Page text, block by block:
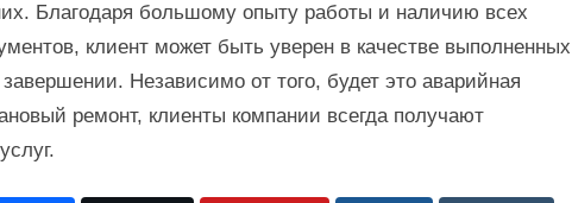
Благодаря большому опыту работы и наличию всех
клиент может быть уверен в качестве выполненных
Независимо от того, будет это аварийная
ремонт, клиенты компании всегда получают